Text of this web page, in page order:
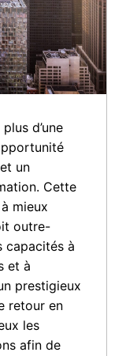
d’une
un
Cette
mieux
outre-
capacités à
et à
prestigieux
retour en
les
afin de